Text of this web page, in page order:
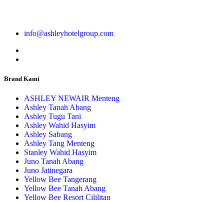
info@ashleyhotelgroup.com
Brand Kami
ASHLEY NEWAIR Menteng
Ashley Tanah Abang
Ashley Tugu Tani
Ashley Wahid Hasyim
Ashley Sabang
Ashley Tang Menteng
Stanley Wahid Hasyim
Juno Tanah Abang
Juno Jatinegara
Yellow Bee Tangerang
Yellow Bee Tanah Abang
Yellow Bee Resort Cililitan